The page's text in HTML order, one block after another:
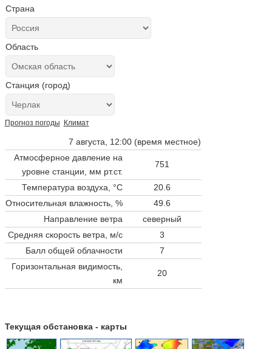
Страна
Область
Станция (город)
Прогноз погоды Климат
7 августа, 12:00 (время местное)
Атмосферное давление на
уровне станции, мм рт.ст.
751
Температура воздуха, °C
20.6
Относительная влажность, %
49.6
Направление ветра
северный
Средняя скорость ветра, м/с
3
Балл общей облачности
7
Горизонтальная видимость,
км
20
Текущая обстановка - карты